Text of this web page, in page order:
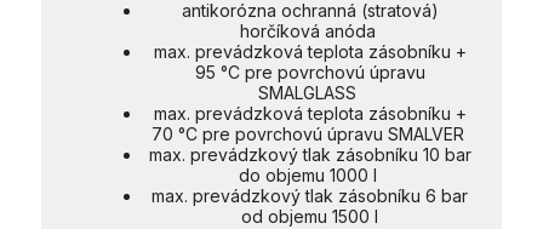
antikorózna ochranná (stratová)
horčíková anóda
max. prevádzková teplota zásobníku +
95 °C pre povrchovú úpravu
SMALGLASS
max. prevádzková teplota zásobníku +
70 °C pre povrchovú úpravu SMALVER
max. prevádzkový tlak zásobníku 10 bar
do objemu 1000 l
max. prevádzkový tlak zásobníku 6 bar
od objemu 1500 l